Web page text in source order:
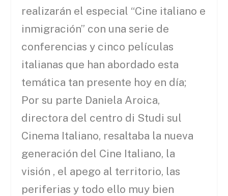
realizarán el especial “Cine italiano e
inmigración” con una serie de
conferencias y cinco películas
italianas que han abordado esta
temática tan presente hoy en día;
Por su parte Daniela Aroica,
directora del centro di Studi sul
Cinema Italiano, resaltaba la nueva
generación del Cine Italiano, la
visión , el apego al territorio, las
periferias y todo ello muy bien